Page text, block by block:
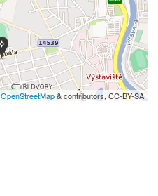
OpenStreetMap& contributors, CC-BY-SA